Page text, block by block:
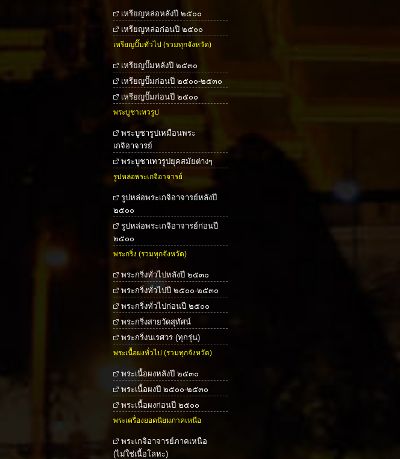
เหรียญหล่อหลังปี ๒๕๐๐
เหรียญหล่อก่อนปี ๒๕๐๐
เหรียญปั๊มทั่วไป (รวมทุกจังหวัด)
เหรียญปั๊มหลังปี ๒๕๓๐
เหรียญปั๊มก่อนปี ๒๕๐๐-๒๕๓๐
เหรียญปั๊มก่อนปี ๒๕๐๐
พระบูชาเทวรูป
พระบูชารูปเหมือนพระ
เกจิอาจารย์
พระบูชาเทวรูปยุคสมัยต่างๆ
รูปหล่อพระเกจิอาจารย์
รูปหล่อพระเกจิอาจารย์หลังปี
๒๕๐๐
รูปหล่อพระเกจิอาจารย์ก่อนปี
๒๕๐๐
พระกริ่ง (รวมทุกจังหวัด)
พระกริ่งทั่วไปหลังปี ๒๕๓๐
พระกริ่งทั่วไปปี ๒๕๐๐-๒๕๓๐
พระกริ่งทั่วไปก่อนปี ๒๕๐๐
พระกริ่งสายวัดสุทัศน์
พระกริ่งนเรศวร (ทุกรุ่น)
พระเนื้อผงทั่วไป (รวมทุกจังหวัด)
พระเนื้อผงหลังปี ๒๕๓๐
พระเนื้อผงปี ๒๕๐๐-๒๕๓๐
พระเนื้อผงก่อนปี ๒๕๐๐
พระเครื่องยอดนิยมภาคเหนือ
พระเกจิอาจารย์ภาคเหนือ
(ไม่ใช่เนื้อโลหะ)